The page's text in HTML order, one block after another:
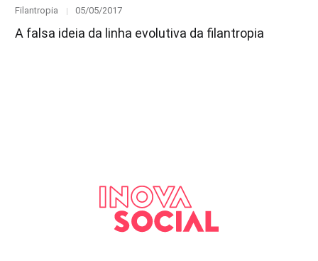
Category
Filantropia
Posted
05/05/2017
A falsa ideia da linha evolutiva da filantropia